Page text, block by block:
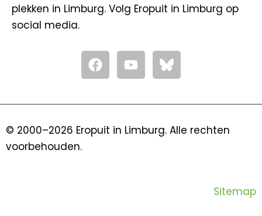
plekken in Limburg. Volg Eropuit in Limburg op
social media.
F
a
c
o
Y
o
u
b
© 2000–2026 Eropuit in Limburg. Alle rechten
voorbehouden.
Sitemap